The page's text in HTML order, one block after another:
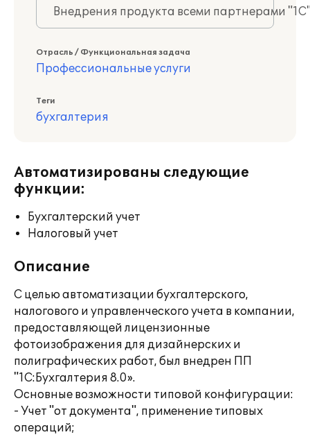
Внедрения продукта всеми партнерами
Отрасль / Функциональная задача
Профессиональные услуги
Теги
бухгалтерия
Автоматизированы следующие
функции:
Бухгалтерский учет
Налоговый учет
Описание
С целью автоматизации бухгалтерского,
налогового и управленческого учета в компании,
предоставляющей лицензионные
фотоизображения для дизайнерских и
полиграфических работ, был внедрен ПП
"1С:Бухгалтерия 8.0».
Основные возможности типовой конфигурации:
- Учет "от документа", применение типовых
операций;